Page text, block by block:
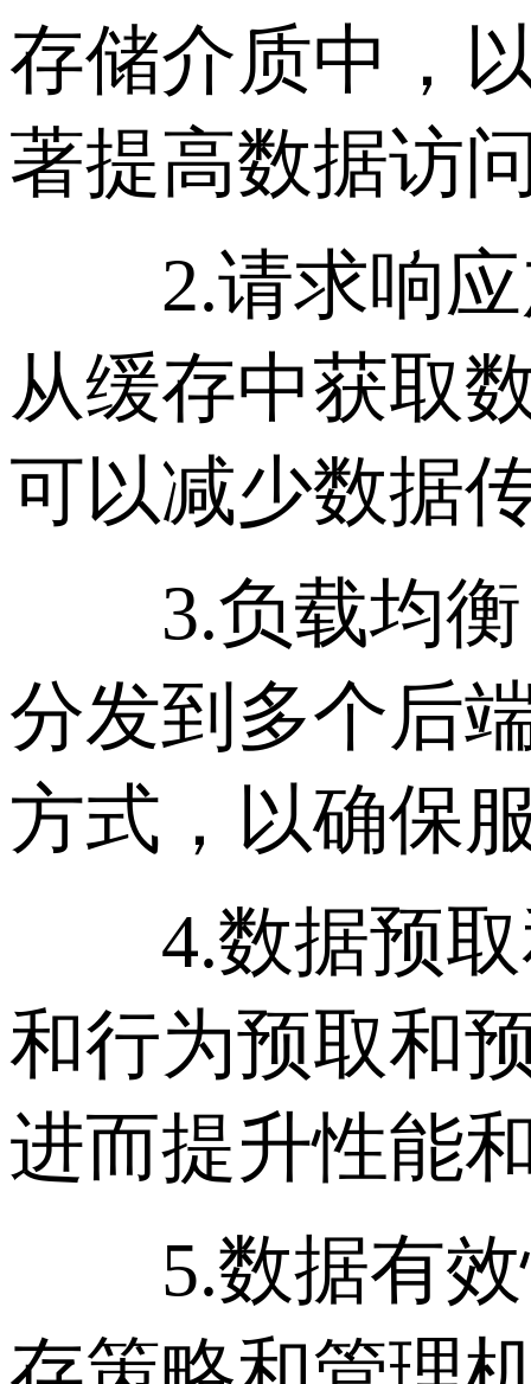
存储介质中，
著提高数据访
2.请求响应
从缓存中获取
可以减少数据
3.负载均衡
分发到多个后
方式，以确保
4.数据预取
和行为预取和
进而提升性能
5.数据有效